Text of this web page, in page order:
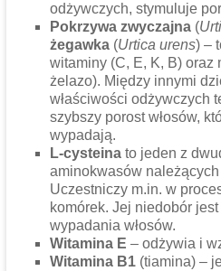
odżywczych, stymuluje
Pokrzywa zwyczajna(
żegawka(Urtica urens) –
witaminy (C, E, K, B) oraz
żelazo). Między innymi
właściwości odżywczych
szybszy porost włosów,
wypadają.
L-cysteinato jeden z
aminokwasów
Uczestniczy m.in. w
komórek. Jej niedobór
wypadania włosów.
Witamina E – odżywia i
Witamina B1(tiamina) –